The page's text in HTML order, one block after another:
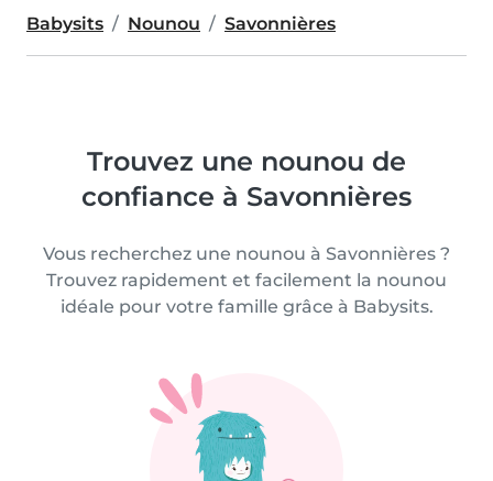
Babysits Nounou Savonnières
Trouvez une nounou de
confiance à Savonnières
Vous recherchez une nounou à Savonnières ?
Trouvez rapidement et facilement la nounou
idéale pour votre famille grâce à Babysits.